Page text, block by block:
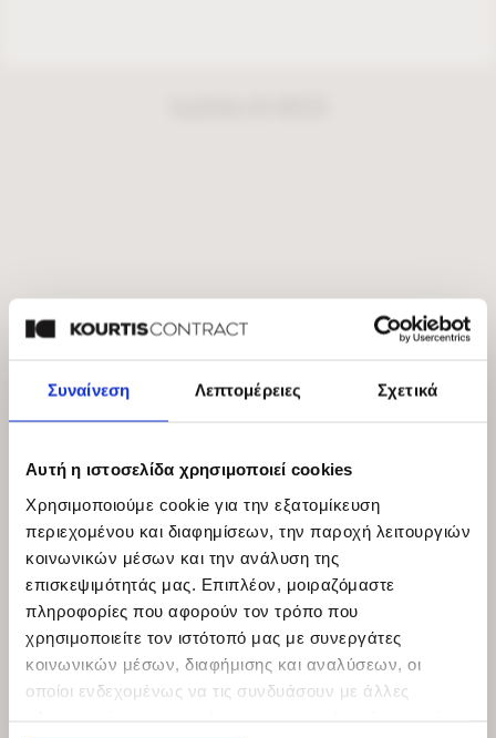
Συναίνεση Λεπτομέρειες Σχετικά
Αυτή η ιστοσελίδα χρησιμοποιεί cookies
Χρησιμοποιούμε cookie για την εξατομίκευση
περιεχομένου και διαφημίσεων, την παροχή λειτουργιών
κοινωνικών μέσων και την ανάλυση της
επισκεψιμότητάς μας. Επιπλέον, μοιραζόμαστε
πληροφορίες που αφορούν τον τρόπο που
χρησιμοποιείτε τον ιστότοπό μας με συνεργάτες
κοινωνικών μέσων, διαφήμισης και αναλύσεων, οι
οποίοι ενδεχομένως να τις συνδυάσουν με άλλες
Sudoku H-9820